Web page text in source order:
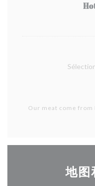
Our meat come from
地图